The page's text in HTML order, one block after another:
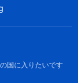
でのパートナ
。作業の采配を
ったことを行
ら、考える価値
それは形だけ
国に入りたいです